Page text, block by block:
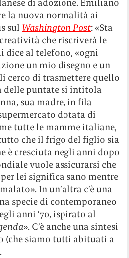
di adozione. Emiliano
la nuova normalità ai
sul Washington Post: «Sta
che riscriverà le
dice al telefono, «ogni
un mio disegno e un
cerco di trasmettere quello
delle puntate si intitola
sua madre, in fila
dotata di
tutte le mamme italiane,
che il frigo del figlio sia
è cresciuta negli anni dopo
vuole assicurarsi che
lei significa sano mentre
In un’altra c’è una
specie di contemporaneo
anni ’70, ispirato al
». C’è anche una sintesi
(che siamo tutti abituati a